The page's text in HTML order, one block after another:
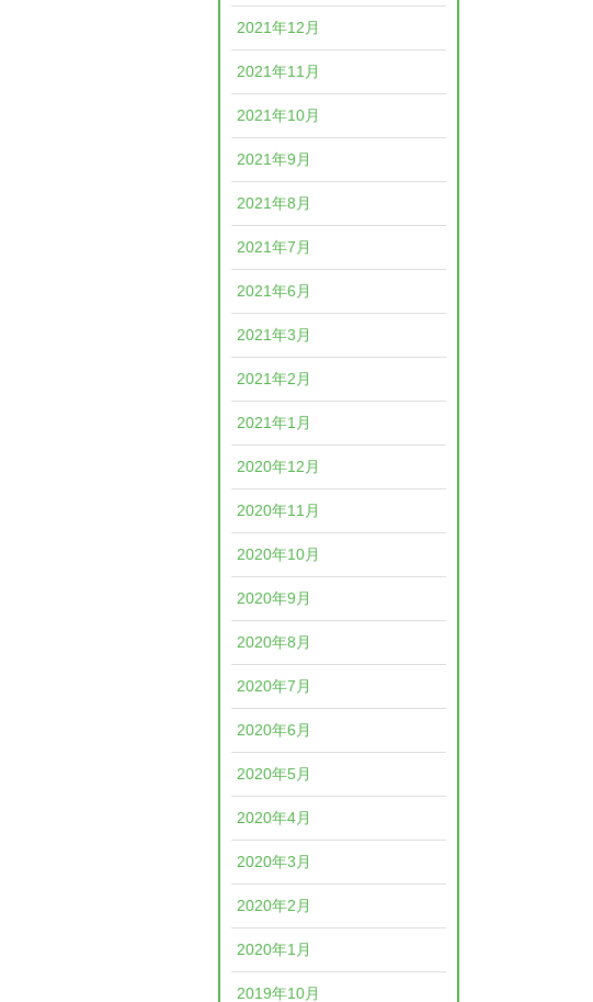
2021年12月
2021年11月
2021年10月
2021年9月
2021年8月
2021年7月
2021年6月
2021年3月
2021年2月
2021年1月
2020年12月
2020年11月
2020年10月
2020年9月
2020年8月
2020年7月
2020年6月
2020年5月
2020年4月
2020年3月
2020年2月
2020年1月
2019年10月